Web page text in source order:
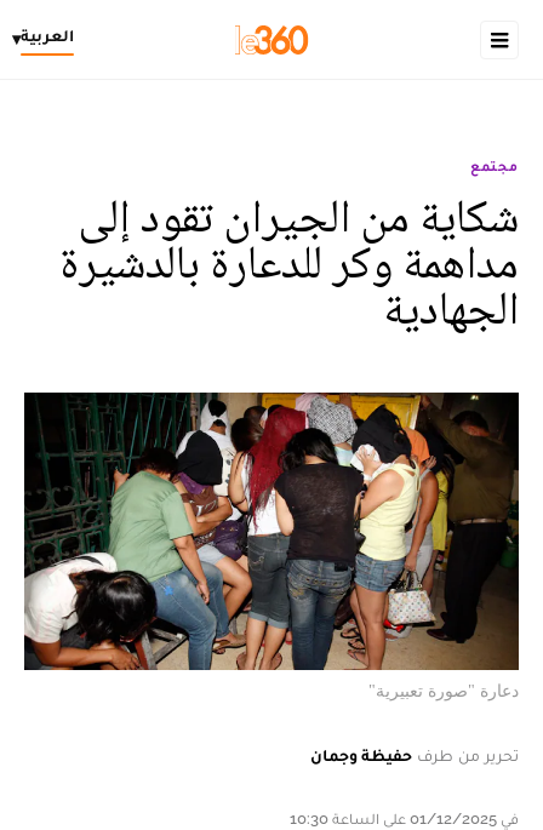
العربية▾
مجتمع
شكاية من الجيران تقود إلى
مداهمة وكر للدعارة بالدشيرة
الجهادية
دعارة "صورة تعبيرية"
تحرير من طرف حفيظة وجمان
في 01/12/2025 على الساعة 10:30